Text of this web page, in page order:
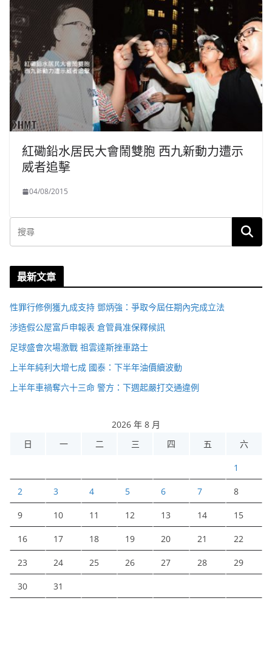
紅磡鉛水居民大會鬧雙胞 西九新動力遭示
威者追擊
04/08/2015
最新文章
性罪行修例獲九成支持 鄧炳強：爭取今屆任期內完成立法
涉造假公屋富戶申報表 倉管員准保釋候訊
足球盛會次場激戰 祖雲達斯挫車路士
上半年純利大增七成 國泰：下半年油價續波動
上半年車禍奪六十三命 警方：下週起嚴打交通違例
2026 年 8 月
日
一 二 三 四 五 六
1
2 3 4 5 6 7 8
9 10 11 12 13 14 15
16 17 18 19 20 21 22
23 24 25 26 27 28 29
30 31